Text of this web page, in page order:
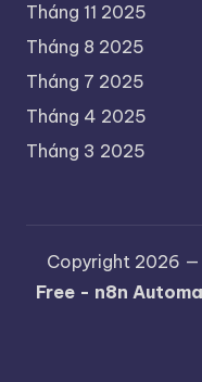
Tháng 11 2025
Tháng 8 2025
Tháng 7 2025
Tháng 4 2025
Tháng 3 2025
Copyright 2026 —
Free - n8n